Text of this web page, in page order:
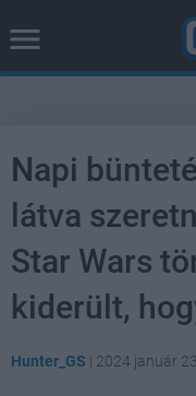
Napi
látva
Star Wars
kiderült,
Hunter_GS | 2024 január